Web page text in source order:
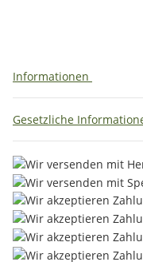
Informationen
Gesetzliche